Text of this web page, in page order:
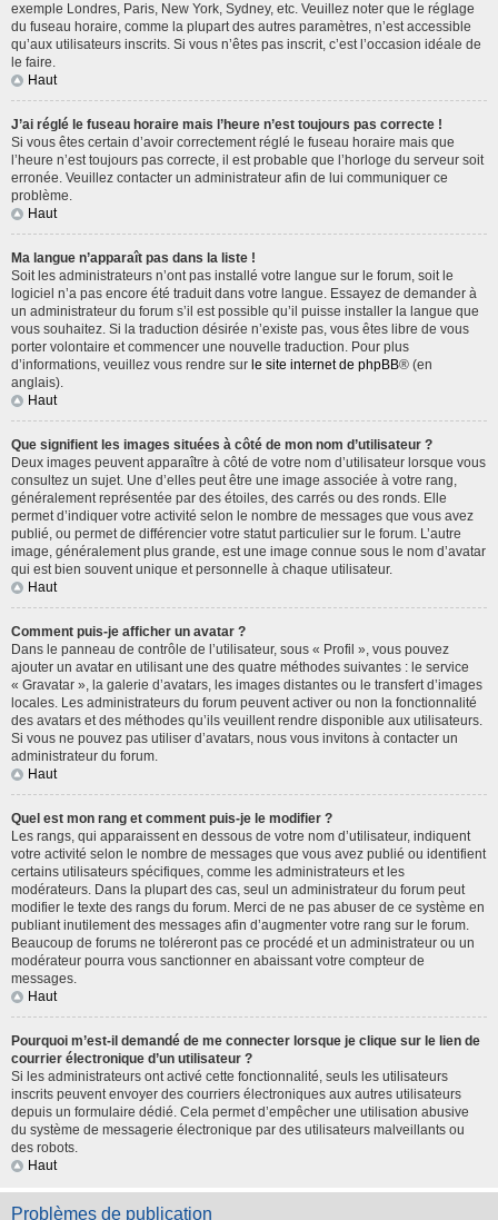
exemple Londres, Paris, New York, Sydney, etc. Veuillez noter que le réglage
du fuseau horaire, comme la plupart des autres paramètres, n’est accessible
qu’aux utilisateurs inscrits. Si vous n’êtes pas inscrit, c’est l’occasion idéale de
le faire.
Haut
J’ai réglé le fuseau horaire mais l’heure n’est toujours pas correcte !
Si vous êtes certain d’avoir correctement réglé le fuseau horaire mais que
l’heure n’est toujours pas correcte, il est probable que l’horloge du serveur soit
erronée. Veuillez contacter un administrateur afin de lui communiquer ce
problème.
Haut
Ma langue n’apparaît pas dans la liste !
Soit les administrateurs n’ont pas installé votre langue sur le forum, soit le
logiciel n’a pas encore été traduit dans votre langue. Essayez de demander à
un administrateur du forum s’il est possible qu’il puisse installer la langue que
vous souhaitez. Si la traduction désirée n’existe pas, vous êtes libre de vous
porter volontaire et commencer une nouvelle traduction. Pour plus
d’informations, veuillez vous rendre sur le site internet de phpBB® (en
anglais).
Haut
Que signifient les images situées à côté de mon nom d’utilisateur ?
Deux images peuvent apparaître à côté de votre nom d’utilisateur lorsque vous
consultez un sujet. Une d’elles peut être une image associée à votre rang,
généralement représentée par des étoiles, des carrés ou des ronds. Elle
permet d’indiquer votre activité selon le nombre de messages que vous avez
publié, ou permet de différencier votre statut particulier sur le forum. L’autre
image, généralement plus grande, est une image connue sous le nom d’avatar
qui est bien souvent unique et personnelle à chaque utilisateur.
Haut
Comment puis-je afficher un avatar ?
Dans le panneau de contrôle de l’utilisateur, sous « Profil », vous pouvez
ajouter un avatar en utilisant une des quatre méthodes suivantes : le service
« Gravatar », la galerie d’avatars, les images distantes ou le transfert d’images
locales. Les administrateurs du forum peuvent activer ou non la fonctionnalité
des avatars et des méthodes qu’ils veuillent rendre disponible aux utilisateurs.
Si vous ne pouvez pas utiliser d’avatars, nous vous invitons à contacter un
administrateur du forum.
Haut
Quel est mon rang et comment puis-je le modifier ?
Les rangs, qui apparaissent en dessous de votre nom d’utilisateur, indiquent
votre activité selon le nombre de messages que vous avez publié ou identifient
certains utilisateurs spécifiques, comme les administrateurs et les
modérateurs. Dans la plupart des cas, seul un administrateur du forum peut
modifier le texte des rangs du forum. Merci de ne pas abuser de ce système en
publiant inutilement des messages afin d’augmenter votre rang sur le forum.
Beaucoup de forums ne toléreront pas ce procédé et un administrateur ou un
modérateur pourra vous sanctionner en abaissant votre compteur de
messages.
Haut
Pourquoi m’est-il demandé de me connecter lorsque je clique sur le lien de
courrier électronique d’un utilisateur ?
Si les administrateurs ont activé cette fonctionnalité, seuls les utilisateurs
inscrits peuvent envoyer des courriers électroniques aux autres utilisateurs
depuis un formulaire dédié. Cela permet d’empêcher une utilisation abusive
du système de messagerie électronique par des utilisateurs malveillants ou
des robots.
Haut
Problèmes de publication